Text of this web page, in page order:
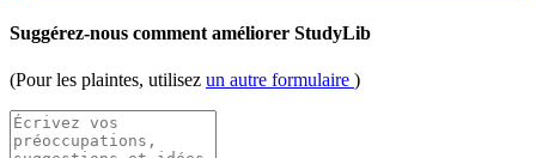
Suggérez-nous comment améliorer StudyLib
(Pour les plaintes, utilisez un autre formulaire )